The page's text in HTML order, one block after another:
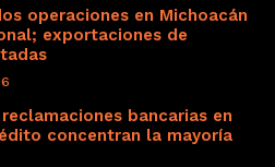
operaciones en Michoacán
exportaciones de
bancarias en
concentran la mayoría